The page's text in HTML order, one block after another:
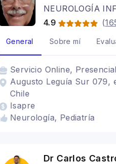
NEUROLOGÍA
4.9
(
General Sobre mí
Servicio Online, Presencial
Augusto Leguía Sur 079,
Chile
Isapre
Neurología, Pediatría
Dr Carlos